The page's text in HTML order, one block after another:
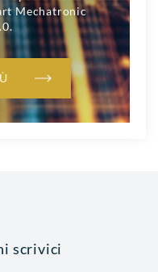
Mechatronic
scrivici